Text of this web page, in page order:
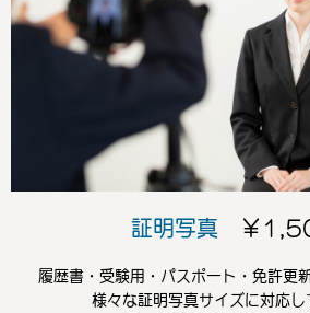
証明写真￥
履歴書・受験用・パスポート・免許更
様々な証明写真サイズに対応し